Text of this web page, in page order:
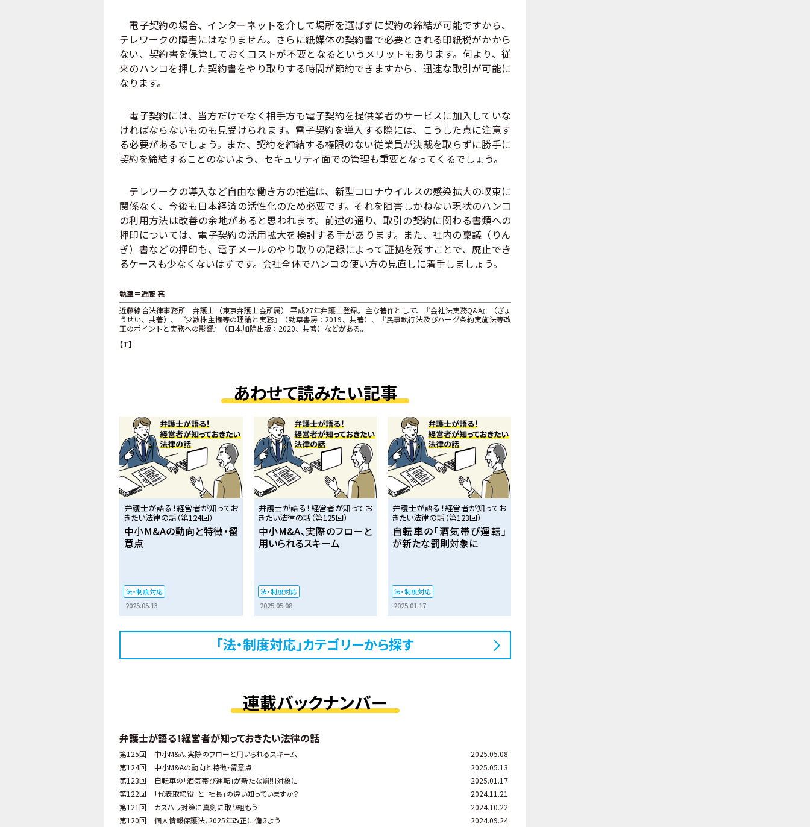
電子契約の場合、インターネットを介して場所を選ばずに契約の締結が可能ですから、
テレワークの障害にはなりません。さらに紙媒体の契約書で必要とされる印紙税がかから
ない、契約書を保管しておくコストが不要となるというメリットもあります。何より、従
来のハンコを押した契約書をやり取りする時間が節約できますから、迅速な取引が可能に
なります。
電子契約には、当方だけでなく相手方も電子契約を提供業者のサービスに加入していな
ければならないものも見受けられます。電子契約を導入する際には、こうした点に注意す
る必要があるでしょう。また、契約を締結する権限のない従業員が決裁を取らずに勝手に
契約を締結することのないよう、セキュリティ面での管理も重要となってくるでしょう。
テレワークの導入など自由な働き方の推進は、新型コロナウイルスの感染拡大の収束に
関係なく、今後も日本経済の活性化のため必要です。それを阻害しかねない現状のハンコ
の利用方法は改善の余地があると思われます。前述の通り、取引の契約に関わる書類への
押印については、電子契約の活用拡大を検討する手があります。また、社内の稟議（りん
ぎ）書などの押印も、電子メールのやり取りの記録によって証拠を残すことで、廃止でき
るケースも少なくないはずです。会社全体でハンコの使い方の見直しに着手しましょう。
執筆＝近藤 亮
近藤綜合法律事務所 弁護士（東京弁護士会所属） 平成27年弁護士登録。主な著作として、『会社法実務Q&A』（ぎょ
うせい、共著）、『少数株主権等の理論と実務』（勁草書房：2019、共著）、『民事執行法及びハーグ条約実施法等改
正のポイントと実務への影響』（日本加除出版：2020、共著）などがある。
【T】
あわせて読みたい記事
弁護士が語る！経営者が知ってお
きたい法律の話（第124回）
中小M&Aの動向と特徴・留
意点
法・制度対応
2025.05.13
弁護士が語る！経営者が知ってお
きたい法律の話（第125回）
中小M&A、実際のフローと
用いられるスキーム
法・制度対応
2025.05.08
弁護士が語る！経営者が知ってお
きたい法律の話（第123回）
自転車の「酒気帯び運転」
が新たな罰則対象に
法・制度対応
2025.01.17
「法・制度対応」カテゴリーから探す
連載バックナンバー
弁護士が語る！経営者が知っておきたい法律の話
第125回 中小M&A、実際のフローと用いられるスキーム
2025.05.08
第124回
中小M&Aの動向と特徴・留意点
2025.05.13
第123回
自転車の「酒気帯び運転」が新たな罰則対象に
2025.01.17
第122回
「代表取締役」と「社長」の違い知っていますか？
2024.11.21
第121回
カスハラ対策に真剣に取り組もう
2024.10.22
第120回
個人情報保護法、2025年改正に備えよう 2024.09.24